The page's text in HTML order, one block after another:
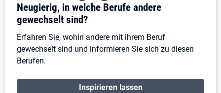
Neugierig, in welche Berufe andere
gewechselt sind?
Erfahren Sie, wohin andere mit ihrem Beruf
gewechselt sind und informieren Sie sich zu diesen
Berufen.
Inspirieren lassen